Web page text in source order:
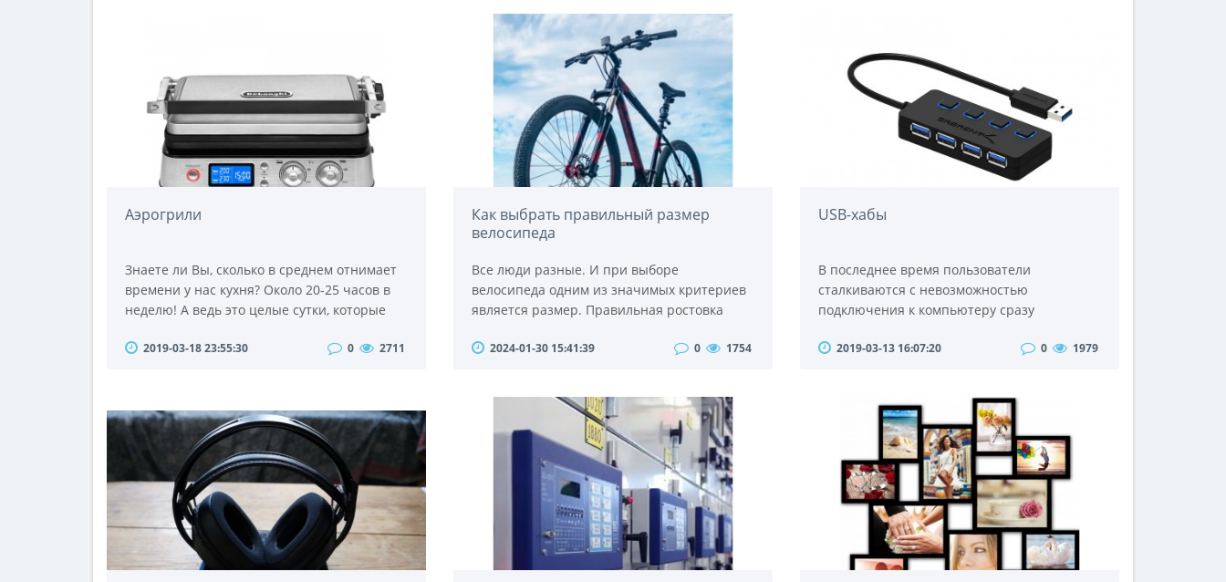
после того как евро..
названным OnePlus Watch.В 2022 году уже
было несколько дополнений к команде
умных часов, включая GT 3 от Huawei и
Connected Cali..
обойтись без этих наилучших помощников
молодых родителей.Сегодня с..
Аэрогрили
Знаете ли Вы, сколько в среднем отнимает
времени у нас кухня? Около 20-25 часов в
неделю! А ведь это целые сутки, которые
днем. И наверняка каждая хозяйка
чтобы потом приготовленное блюдо было
съедено за считанные минуты. И пусть Вам
и сказали «Спасибо», но завтра снова
придется трудиться у п..
2019-03-18 23:55:30 0 2711
Как выбрать правильный размер
велосипеда
Все люди разные. И при выборе
велосипеда одним из значимых критериев
является размер. Правильная ростовка
человека. Кроме того, размеры рамы могут
https://veliki.com.ua/ вы сможете выбирать
современные велосипеды и другие товары
для активного отдыха, спорта. Здесь все
удобно распределено по разделам. И в каж..
2024-01-30 15:41:39 0 1754
USB-хабы
В последнее время пользователи
сталкиваются с невозможностью
подключения к компьютеру сразу
большом количестве выпускаются
для подключения девайсов. Для
разрешения данной проблемы
продвинутые пользователи используют USB
hab. Этот специальный коннектор работает
от свободного гнезда ком..
2019-03-13 16:07:20 0 1979